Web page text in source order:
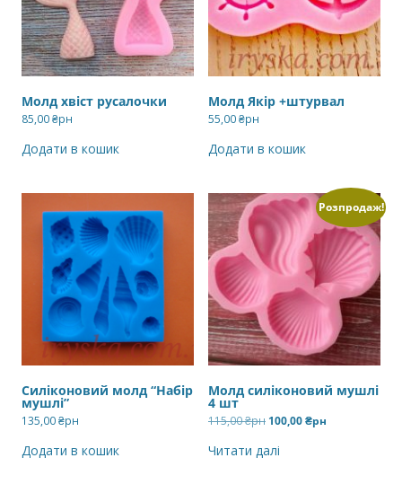
Молд хвіст русалочки
85,00₴рн
Додати в кошик
Молд Якір +штурвал
55,00₴рн
Додати в кошик
Силіконовий молд “Набір
мушлі”
135,00₴рн
Додати в кошик
Розпродаж!
Молд силіконовий мушлі
4 шт
115,00₴рн Оригінальна
ціна:
100,00₴рн
Читати далі